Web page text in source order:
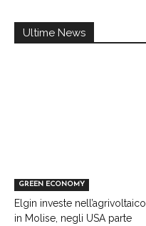
Ultime News
GREEN ECONOMY
Elgin investe nell’agrivoltaico
in Molise, negli USA parte